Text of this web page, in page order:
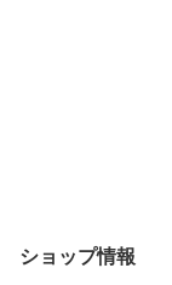
ショップ情報